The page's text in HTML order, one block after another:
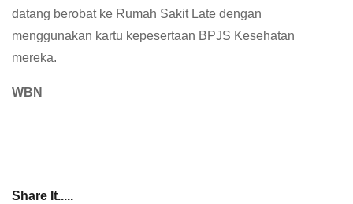
datang berobat ke Rumah Sakit Late dengan
menggunakan kartu kepesertaan BPJS Kesehatan
mereka.
WBN
Share It.....